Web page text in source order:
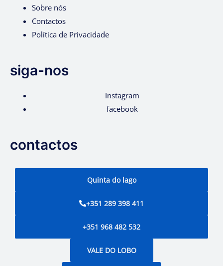
Sobre nós
Contactos
Política de Privacidade
siga-nos
Instagram
facebook
contactos
Quinta do lago
+351 289 398 411
+351 968 482 532
VALE DO LOBO